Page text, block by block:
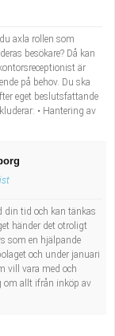
axla rollen som
besökare? Då kan
är
på behov. Du ska
eget beslutsfattande
• Hantering av
din tid och kan tänkas
händer det otroligt
som en hjälpande
och under januari
vill vara med och
om allt ifrån inköp av